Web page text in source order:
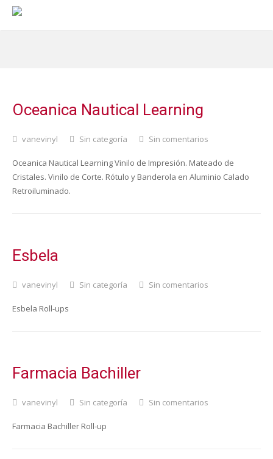
Oceanica Nautical Learning
vanevinyl Sin categoría Sin comentarios
Oceanica Nautical Learning Vinilo de Impresión. Mateado de
Cristales. Vinilo de Corte. Rótulo y Banderola en Aluminio Calado
Retroiluminado.
Esbela
vanevinyl Sin categoría Sin comentarios
Esbela Roll-ups
Farmacia Bachiller
vanevinyl Sin categoría Sin comentarios
Farmacia Bachiller Roll-up